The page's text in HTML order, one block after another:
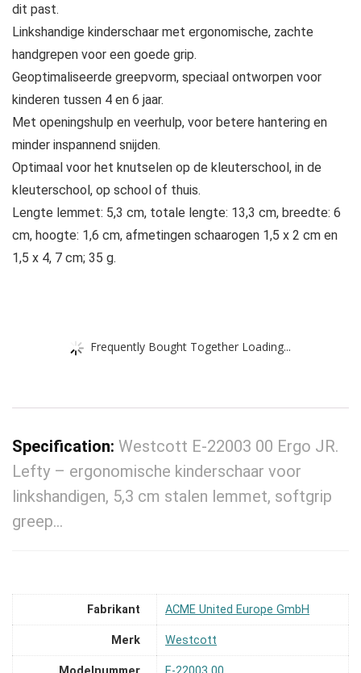
dit past.
Linkshandige kinderschaar met ergonomische, zachte
handgrepen voor een goede grip.
Geoptimaliseerde greepvorm, speciaal ontworpen voor
kinderen tussen 4 en 6 jaar.
Met openingshulp en veerhulp, voor betere hantering en
minder inspannend snijden.
Optimaal voor het knutselen op de kleuterschool, in de
kleuterschool, op school of thuis.
Lengte lemmet: 5,3 cm, totale lengte: 13,3 cm, breedte: 6
cm, hoogte: 1,6 cm, afmetingen schaarogen 1,5 x 2 cm en
1,5 x 4, 7 cm; 35 g.
Frequently Bought Together Loading...
Specification: Westcott E-22003 00 Ergo JR.
Lefty – ergonomische kinderschaar voor
linkshandigen, 5,3 cm stalen lemmet, softgrip
greep…
Fabrikant ‎ACME United Europe GmbH
Merk ‎Westcott